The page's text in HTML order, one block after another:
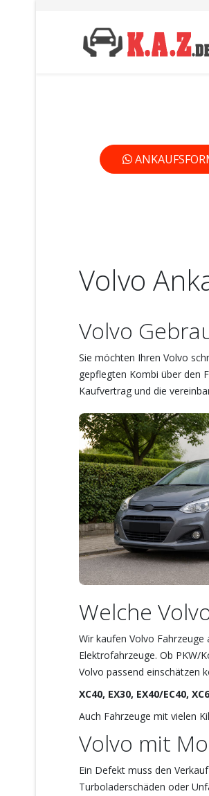
Volvo
Volvo
Sie möchten Ihren Volvo
gepflegten Kombi über den
Kaufvertrag und die
Welche
Wir kaufen Volvo
Elektrofahrzeuge. Ob PKW/
Volvo passend einschätzen
XC40, EX30, EX40/EC40,
Auch Fahrzeuge mit vielen
Volvo mit
Ein Defekt muss den
Turboladerschäden oder